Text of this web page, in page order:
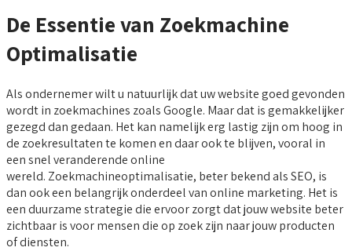
De Essentie van Zoekmachine
Optimalisatie
Als ondernemer wilt u natuurlijk dat uw website goed gevonden
wordt in zoekmachines zoals Google. Maar dat is gemakkelijker
gezegd dan gedaan. Het kan namelijk erg lastig zijn om hoog in
de zoekresultaten te komen en daar ook te blijven, vooral in
een snel veranderende online
wereld. Zoekmachineoptimalisatie, beter bekend als SEO, is
dan ook een belangrijk onderdeel van online marketing. Het is
een duurzame strategie die ervoor zorgt dat jouw website beter
zichtbaar is voor mensen die op zoek zijn naar jouw producten
of diensten.